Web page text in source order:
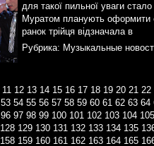
для такої пильної уваги
Муратом планують оформити
ранок трійця відзначала в
Рубрика: Музыкальные
11 12 13 14 15 16 17 18 19 20 21 22
53 54 55 56 57 58 59 60 61 62 63 64
96 97 98 99 100 101 102 103 104 105
128 129 130 131 132 133 134 135
158 159 160 161 162 163 164 165